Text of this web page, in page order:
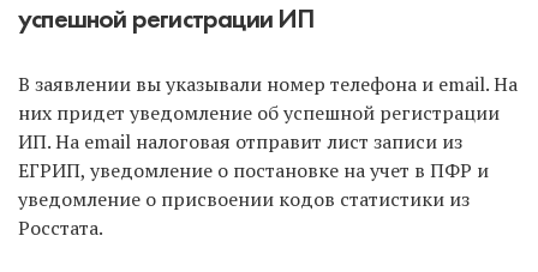
Способ 5. Почтой России с объявленной
рекомендуем, т.к. нужно предварительно
заверить подпись на заявлениях у нотариуса.
Способ 6.По доверенности может подать
другое лицо за вас.У доверенного лица должна
быть нотариальная доверенность на совершение
успешной регистрации ИП
В заявлении вы указывали номер телефона и email. На
них придет уведомление об успешной регистрации
ИП. На email налоговая отправит лист записи из
ЕГРИП, уведомление о постановке на учет в ПФР и
уведомление о присвоении кодов статистики из
Росстата.